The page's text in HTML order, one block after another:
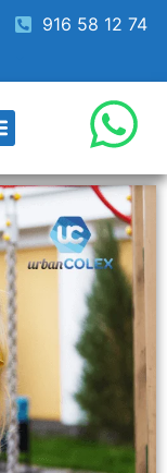
916 58 12 74